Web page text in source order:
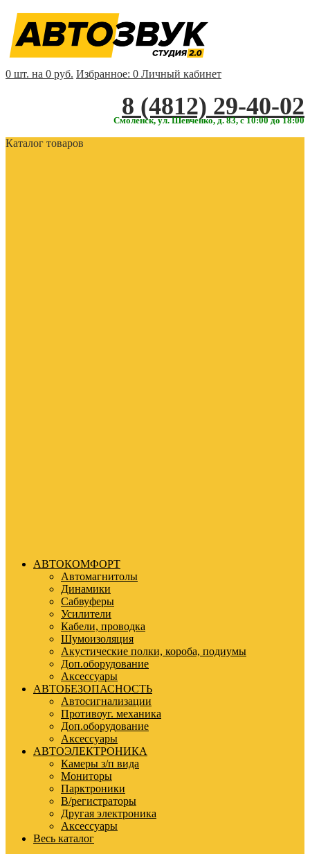
0 шт. на 0 руб. Избранное: 0 Личный кабинет
‎‎8 (4812) 29-40-02
Смоленск, ул. Шевченко, д. 83, с 10:00 до 18:00
Каталог товаров
АВТОКОМФОРТ
Автомагнитолы
Динамики
Сабвуферы
Усилители
Кабели, проводка
Шумоизоляция
Акустические полки, короба, подиумы
Доп.оборудование
Аксессуары
АВТОБЕЗОПАСНОСТЬ
Автосигнализации
Противоуг. механика
Доп.оборудование
Аксессуары
АВТОЭЛЕКТРОНИКА
Камеры з/п вида
Мониторы
Парктроники
В/регистраторы
Другая электроника
Аксессуары
Весь каталог